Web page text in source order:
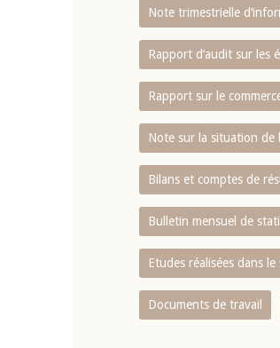
Note trimestrielle
Rapport d‘audit sur les
Rapport sur le
Note sur la situation de
Bilans et comptes de
Bulletin mensuel de
Etudes réalisées dans
Documents de travail